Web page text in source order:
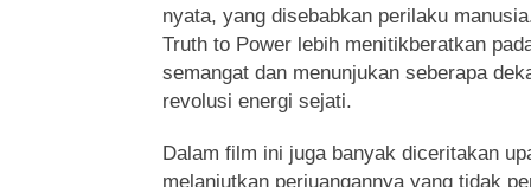
nyata, yang disebabkan perilaku
Truth to Power lebih menitikberatkan
semangat dan menunjukan seberapa
revolusi energi sejati.
Dalam film ini juga banyak diceritakan
melanjutkan perjuangannya yang tidak